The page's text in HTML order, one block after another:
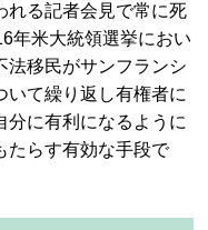
る記者会見で常に死
年米大統領選挙におい
法移民がサンフランシ
いて繰り返し有権者に
分に有利になるように
たらす有効な手段で